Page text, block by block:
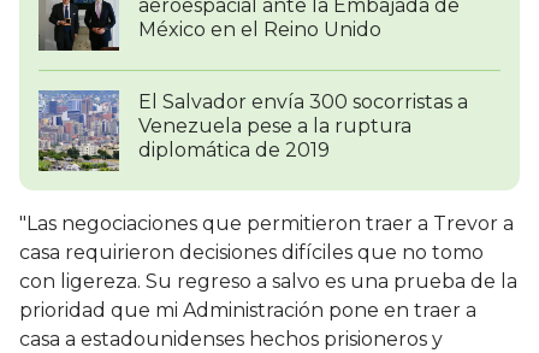
aeroespacial ante la Embajada de
México en el Reino Unido
El Salvador envía 300 socorristas a
Venezuela pese a la ruptura
diplomática de 2019
"Las negociaciones que permitieron traer a Trevor a
casa requirieron decisiones difíciles que no tomo
con ligereza. Su regreso a salvo es una prueba de la
prioridad que mi Administración pone en traer a
casa a estadounidenses hechos prisioneros y